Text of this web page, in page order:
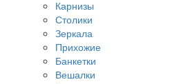
Карнизы
Столики
Зеркала
Прихожие
Банкетки
Вешалки